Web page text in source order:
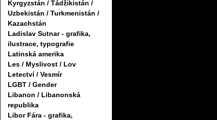
Kyrgyzstán / Tádžikistán /
Uzbekistán / Turkmenistán /
Kazachstán
Ladislav Sutnar - grafika,
ilustrace, typografie
Latinská amerika
Les / Myslivost / Lov
Letectví / Vesmír
LGBT / Gender
Libanon / Libanonská
republika
Libor Fára - grafika,